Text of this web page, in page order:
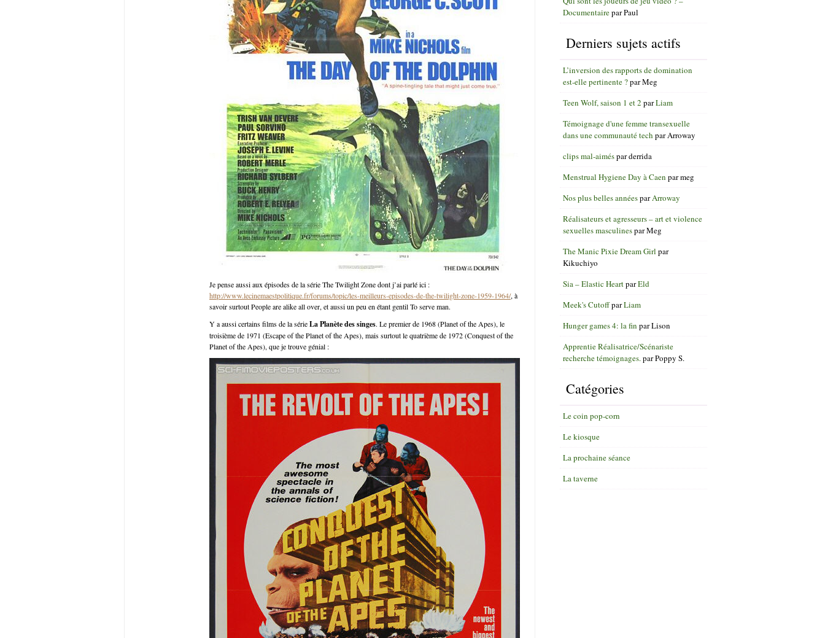
Je pense aussi aux épisodes de la série The Twilight Zone dont j’ai parlé ici :
http://www.lecinemaestpolitique.fr/forums/topic/les-meilleurs-episodes-de-the-twilight-zone-1959-1964/, à
savoir surtout People are alike all over, et aussi un peu en étant gentil To serve man.
Y a aussi certains films de la sérieLa Planète des singes. Le premier de 1968 (Planet of the Apes), le
troisième de 1971 (Escape of the Planet of the Apes), mais surtout le quatrième de 1972 (Conquest of the
Planet of the Apes), que je trouve génial :
DocumentaireparPaul
Derniers sujets actifs
L’inversion des rapports de domination
est-elle pertinente ?parMeg
Teen Wolf, saison 1 et 2 parLiam
Témoignage d'une femme transexuelle
dans une communauté tech parArroway
clips mal-aimésparderrida
Menstrual Hygiene Day à Caen parmeg
Nos plus belles annéesparArroway
Réalisateurs et agresseurs – art et violence
sexuelles masculinesparMeg
The Manic Pixie Dream Girl par
Kikuchiyo
Sia – Elastic HeartparEld
Meek's CutoffparLiam
Hunger games 4: la fin parLison
Apprentie Réalisatrice/Scénariste
recherche témoignages. parPoppy S.
Catégories
Le coin pop-corn
Le kiosque
La prochaine séance
La taverne